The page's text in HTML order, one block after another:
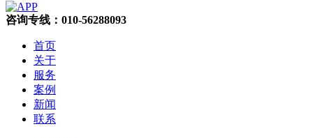
咨询专线：010-56288093
首页
关于
服务
案例
新闻
联系